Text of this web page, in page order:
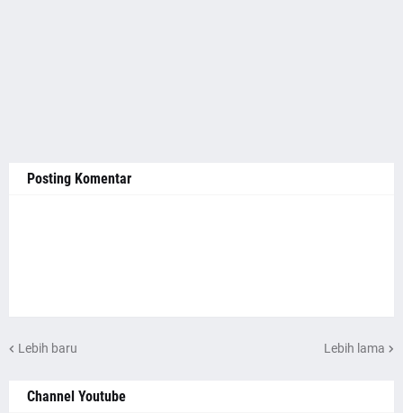
Posting Komentar
Lebih baru Lebih lama
Channel Youtube